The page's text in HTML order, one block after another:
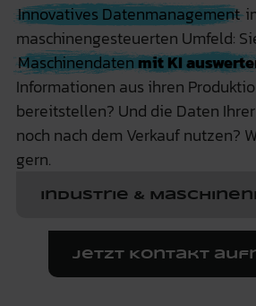
Innovatives Datenmanagement
maschinengesteuerten Umfeld:
Maschinendatenmit KI
Informationen aus ihren
bereitstellen? Und die Daten
noch nach dem Verkauf nutzen?
gern.
Industrie &
Jetzt Kontakt